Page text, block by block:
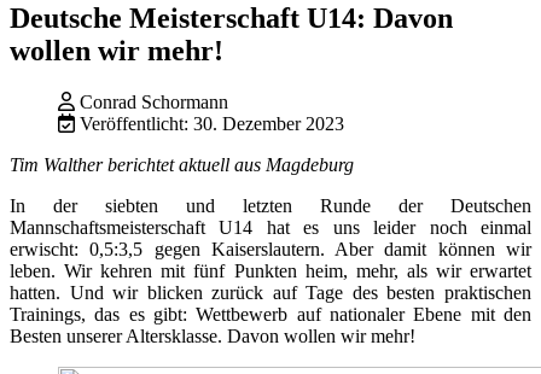
Deutsche Meisterschaft U14: Davon
wollen wir mehr!
Conrad Schormann
Veröffentlicht: 30. Dezember 2023
Tim Walther berichtet aktuell aus Magdeburg
In der siebten und letzten Runde der Deutschen
Mannschaftsmeisterschaft U14 hat es uns leider noch einmal
erwischt: 0,5:3,5 gegen Kaiserslautern. Aber damit können wir
leben. Wir kehren mit fünf Punkten heim, mehr, als wir erwartet
hatten. Und wir blicken zurück auf Tage des besten praktischen
Trainings, das es gibt: Wettbewerb auf nationaler Ebene mit den
Besten unserer Altersklasse. Davon wollen wir mehr!